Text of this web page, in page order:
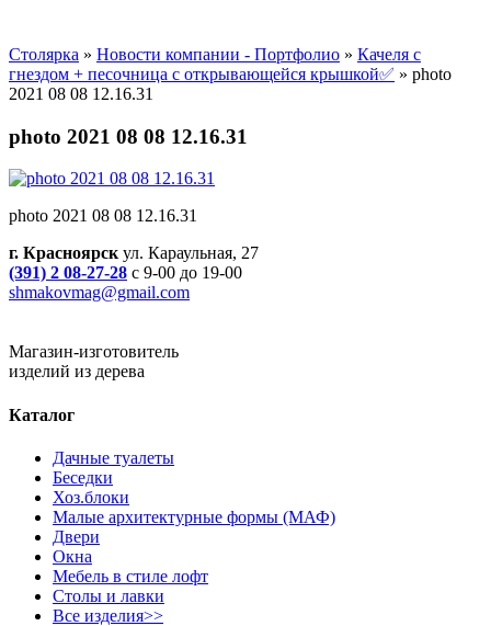
Столярка » Новости компании - Портфолио » Качеля с
гнездом + песочница с открывающейся крышкой✅ » photo
2021 08 08 12.16.31
photo 2021 08 08 12.16.31
photo 2021 08 08 12.16.31
г. Красноярскул. Караульная, 27
(391) 2 08-27-28 с 9-00 до 19-00
shmakovmag@gmail.com
Магазин-изготовитель
изделий из дерева
Каталог
Дачные туалеты
Беседки
Хоз.блоки
Малые архитектурные формы (МАФ)
Двери
Окна
Мебель в стиле лофт
Столы и лавки
Все изделия>>